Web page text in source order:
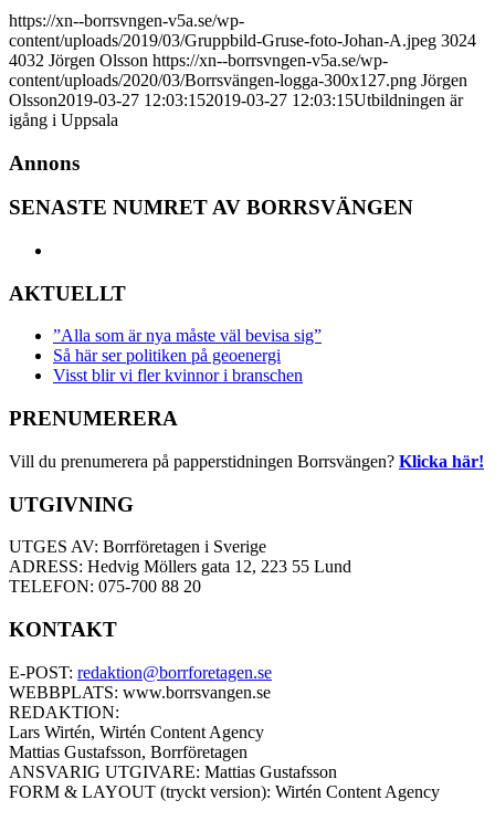
https://xn--borrsvngen-v5a.se/wp-
content/uploads/2019/03/Gruppbild-Gruse-foto-Johan-A.jpeg 3024
4032 Jörgen Olsson https://xn--borrsvngen-v5a.se/wp-
content/uploads/2020/03/Borrsvängen-logga-300x127.png Jörgen
Olsson2019-03-27 12:03:152019-03-27 12:03:15Utbildningen är
igång i Uppsala
Annons
SENASTE NUMRET AV BORRSVÄNGEN
AKTUELLT
”Alla som är nya måste väl bevisa sig”
Så här ser politiken på geoenergi
Visst blir vi fler kvinnor i branschen
PRENUMERERA
Vill du prenumerera på papperstidningen Borrsvängen? Klicka här!
UTGIVNING
UTGES AV: Borrföretagen i Sverige
ADRESS: Hedvig Möllers gata 12, 223 55 Lund
TELEFON: 075-700 88 20
KONTAKT
E-POST: redaktion@borrforetagen.se
WEBBPLATS: www.borrsvangen.se
REDAKTION:
Lars Wirtén, Wirtén Content Agency
Mattias Gustafsson, Borrföretagen
ANSVARIG UTGIVARE: Mattias Gustafsson
FORM & LAYOUT (tryckt version): Wirtén Content Agency